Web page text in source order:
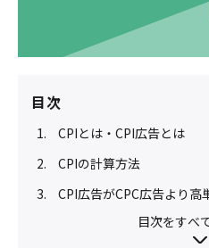
目次
CPIとは・CPI広告とは
CPIの計算方法
CPI広告がCPC広告より高
目次をすべ